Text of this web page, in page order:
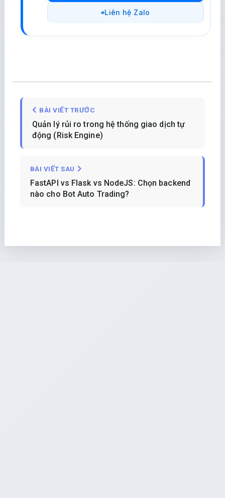
Liên hệ Zalo
BÀI VIẾT TRƯỚC
Quản lý rủi ro trong hệ thống giao dịch tự
động (Risk Engine)
BÀI VIẾT SAU
FastAPI vs Flask vs NodeJS: Chọn backend
nào cho Bot Auto Trading?